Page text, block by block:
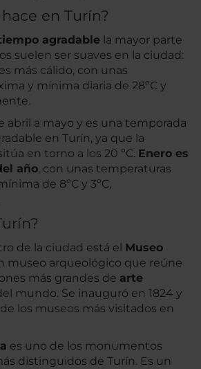
en Turín?
agradable la mayor parte
suelen ser suaves en la ciudad:
más cálido, con unas
y mínima diaria de 28ºC y
abril a mayo y es una temporada
en Turín, ya que la
en torno a los 20 ºC. Enero es
año, con unas temperaturas
de 8ºC y 3ºC,
de la ciudad está el Museo
museo arqueológico que reúne
más grandes de arte
mundo. Se inauguró en 1824 y
los museos más visitados en
es uno de los monumentos
distinguidos de Turín. Es un